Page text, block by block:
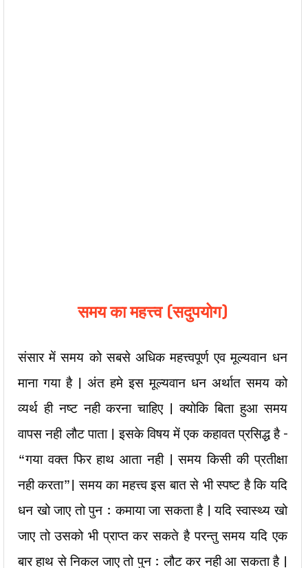
समय का महत्त्व (सदुपयोग)
संसार में समय को सबसे अधिक महत्त्वपूर्ण एव मूल्यवान धन
माना गया है | अंत हमे इस मूल्यवान धन अर्थात समय को
व्यर्थ ही नष्ट नही करना चाहिए | क्योकि बिता हुआ समय
वापस नही लौट पाता | इसके विषय में एक कहावत प्रसिद्ध है –
“गया वक्त फिर हाथ आता नही | समय किसी की प्रतीक्षा
नही करता”| समय का महत्त्व इस बात से भी स्पष्ट है कि यदि
धन खो जाए तो पुन : कमाया जा सकता है | यदि स्वास्थ्य खो
जाए तो उसको भी प्राप्त कर सकते है परन्तु समय यदि एक
बार हाथ से निकल जाए तो पुन : लौट कर नही आ सकता है |